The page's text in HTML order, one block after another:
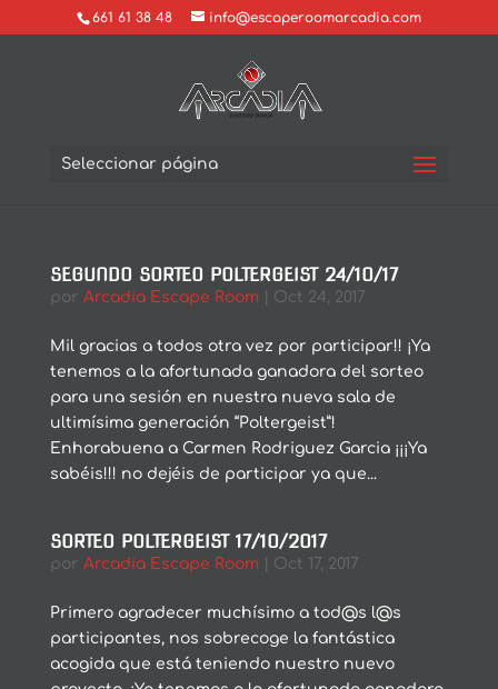
661 61 38 48 info@escaperoomarcadia.com
Seleccionar página
SEGUNDO SORTEO POLTERGEIST 24/10/17
por Arcadia Escape Room Oct 24, 2017
Mil gracias a todos otra vez por participar!! ¡Ya
tenemos a la afortunada ganadora del sorteo
para una sesión en nuestra nueva sala de
ultimísima generación “Poltergeist”!
Enhorabuena a Carmen Rodriguez Garcia ¡¡¡Ya
sabéis!!! no dejéis de participar ya que...
SORTEO POLTERGEIST 17/10/2017
por Arcadia Escape Room Oct 17, 2017
Primero agradecer muchísimo a tod@s l@s
participantes, nos sobrecoge la fantástica
acogida que está teniendo nuestro nuevo